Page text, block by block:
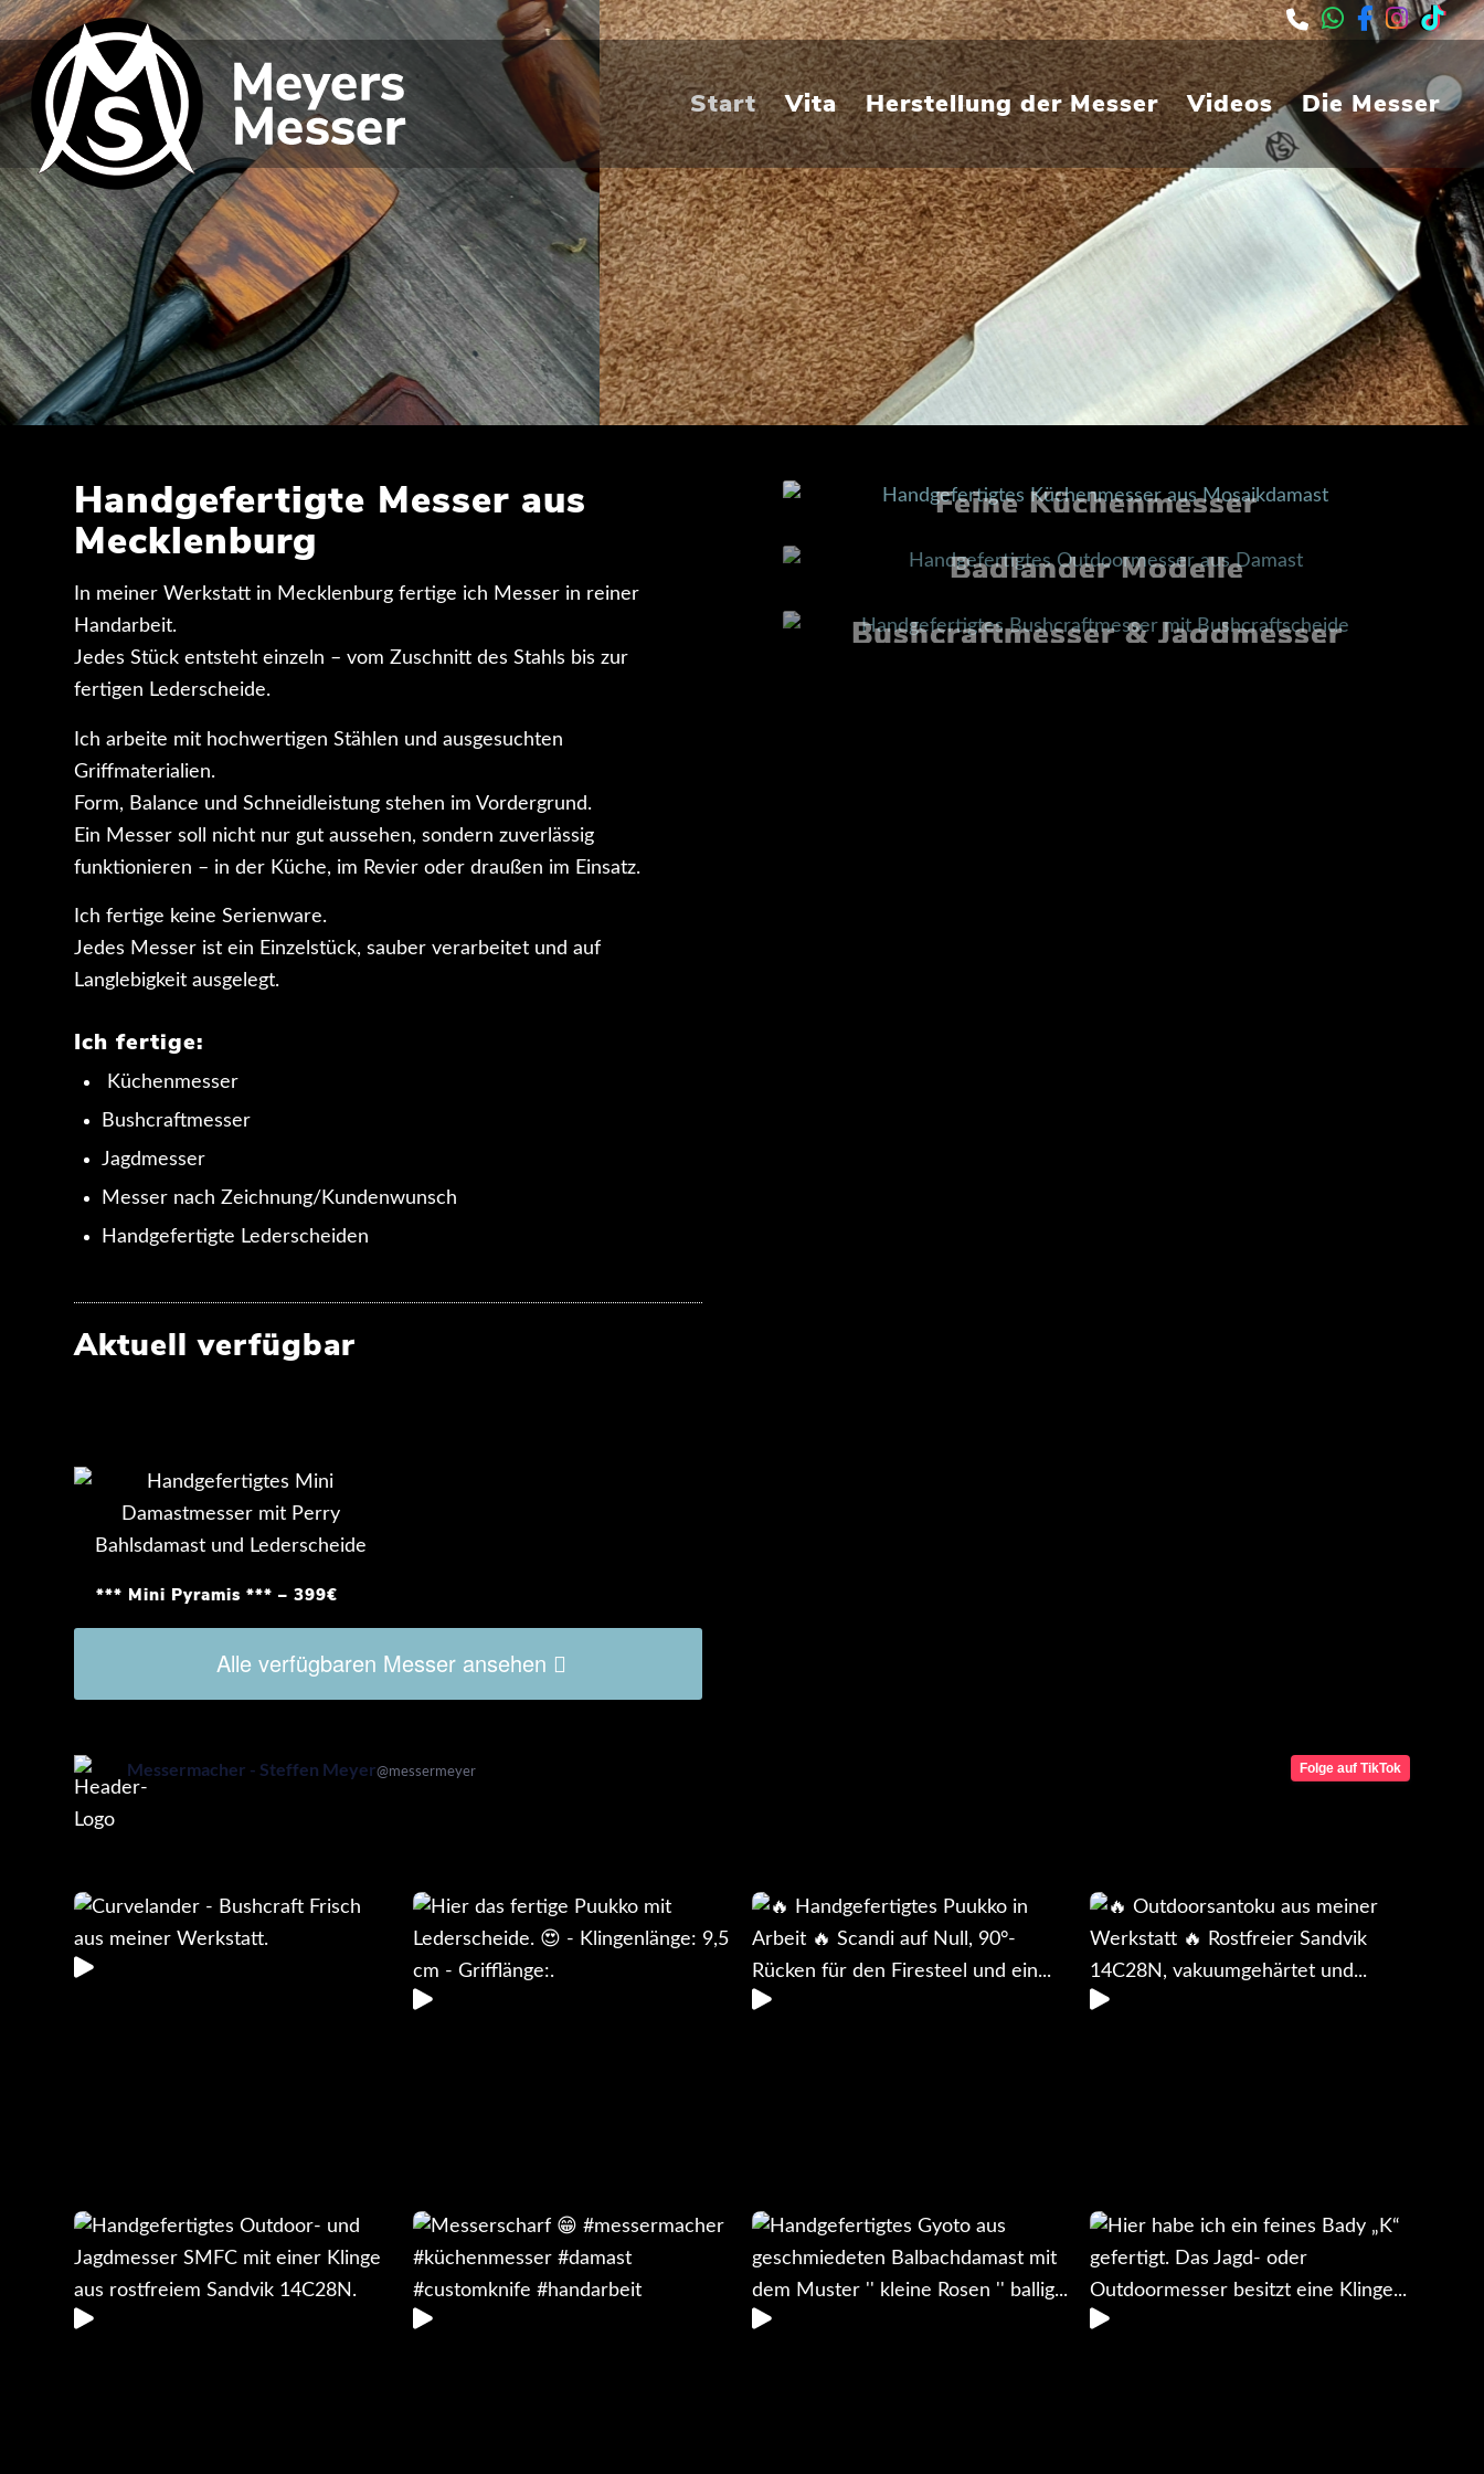
Start Vita Herstellung der Messer Videos Die Messer
Handgefertigte Messer aus
Mecklenburg
In meiner Werkstatt in Mecklenburg fertige ich Messer in reiner
Handarbeit.
Jedes Stück entsteht einzeln – vom Zuschnitt des Stahls bis zur
fertigen Lederscheide.
Ich arbeite mit hochwertigen Stählen und ausgesuchten
Griffmaterialien.
Form, Balance und Schneidleistung stehen im Vordergrund.
Ein Messer soll nicht nur gut aussehen, sondern zuverlässig
funktionieren – in der Küche, im Revier oder draußen im Einsatz.
Ich fertige keine Serienware.
Jedes Messer ist ein Einzelstück, sauber verarbeitet und auf
Langlebigkeit ausgelegt.
Ich fertige:
Küchenmesser
Bushcraftmesser
Jagdmesser
Messer nach Zeichnung/Kundenwunsch
Handgefertigte Lederscheiden
Aktuell verfügbar
*** Mini Pyramis *** – 399€
Alle verfügbaren Messer ansehen
Feine Küchenmesser
Badlander Modelle
Bushcraftmesser & Jagdmesser
Messermacher - Steffen Meyer@messermeyer Folge auf TikTok